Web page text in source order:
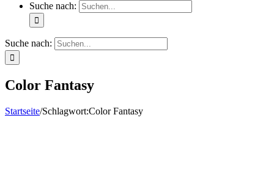
Suche nach:
Suche nach:
Color Fantasy
Startseite/Schlagwort:Color Fantasy